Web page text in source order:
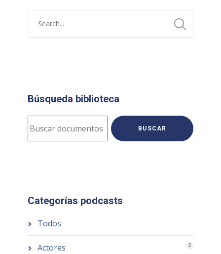
Búsqueda biblioteca
BUSCAR
Categorías podcasts
Todos
Actores 2